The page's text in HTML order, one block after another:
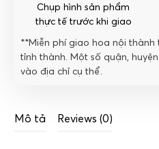
Chụp hình sản phẩm
thực tế trước khi giao
**Miễn phí giao hoa nội
tỉnh thành. Một số quận,
vào địa chỉ cụ thể.
Mô tả Reviews (0)